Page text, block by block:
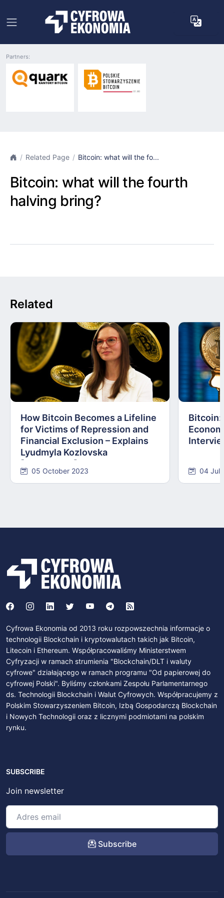
Partners:
Related Page Bitcoin: what will the fo...
Bitcoin: what will the fourth
halving bring?
Related
How Bitcoin Becomes a Lifeline
for Victims of Repression and
Financial Exclusion – Explains
Lyudmyla Kozlovska
05 October 2023
Bitcoin:
04
Cyfrowa Ekonomia od 2013 roku rozpowszechnia informacje o
technologii Blockchain i kryptowalutach takich jak Bitcoin,
Litecoin i Ethereum. Współpracowaliśmy Ministerstwem
Cyfryzacji w ramach strumienia "Blockchain/DLT i waluty
cyfrowe" działającego w ramach programu "Od papierowej do
cyfrowej Polski". Byliśmy członkami Zespołu Parlamentarnego
ds. Technologii Blockchain i Walut Cyfrowych. Współpracujemy z
Polskim Stowarzyszeniem Bitcoin, Izbą Gospodarczą Blockchain
i Nowych Technologii oraz z licznymi podmiotami na polskim
rynku.
SUBSCRIBE
Join newsletter
Subscribe